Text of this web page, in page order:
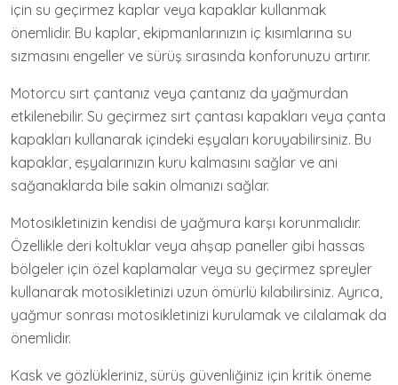
için su geçirmez kaplar veya kapaklar kullanmak
önemlidir. Bu kaplar, ekipmanlarınızın iç kısımlarına su
sızmasını engeller ve sürüş sırasında konforunuzu artırır.
Motorcu sırt çantanız veya çantanız da yağmurdan
etkilenebilir. Su geçirmez sırt çantası kapakları veya çanta
kapakları kullanarak içindeki eşyaları koruyabilirsiniz. Bu
kapaklar, eşyalarınızın kuru kalmasını sağlar ve ani
sağanaklarda bile sakin olmanızı sağlar.
Motosikletinizin kendisi de yağmura karşı korunmalıdır.
Özellikle deri koltuklar veya ahşap paneller gibi hassas
bölgeler için özel kaplamalar veya su geçirmez spreyler
kullanarak motosikletinizi uzun ömürlü kılabilirsiniz. Ayrıca,
yağmur sonrası motosikletinizi kurulamak ve cilalamak da
önemlidir.
Kask ve gözlükleriniz, sürüş güvenliğiniz için kritik öneme